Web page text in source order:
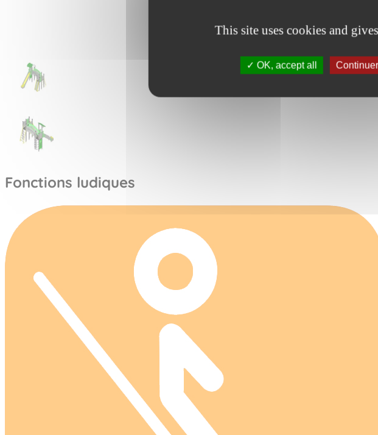
This site uses cookies and
OK, accept all
Fonctions ludiques